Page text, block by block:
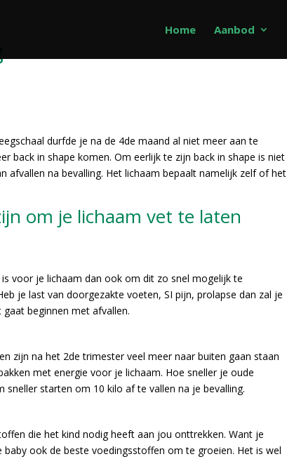
Home Aanbod
durfde je na de 4de maand al niet meer aan te
back in shape komen. Om eerlijk te zijn back in shape is niet
na bevalling. Het lichaam bepaalt namelijk zelf of het
om je lichaam vet te laten
voor je lichaam dan ook om dit zo snel mogelijk te
je last van doorgezakte voeten, SI pijn, prolapse dan zal je
beginnen met afvallen.
zijn na het 2de trimester veel meer naar buiten gaan staan
met energie voor je lichaam. Hoe sneller je oude
starten om 10 kilo af te vallen na je bevalling.
die het kind nodig heeft aan jou onttrekken. Want je
ook de beste voedingsstoffen om te groeien. Het is wel